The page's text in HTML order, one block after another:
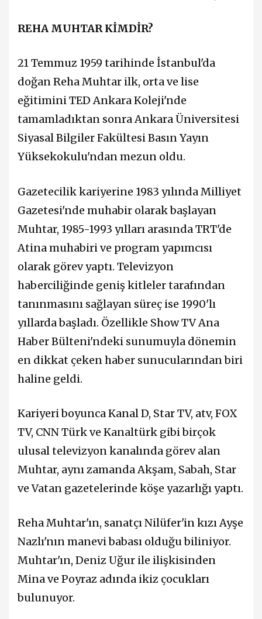
REHA MUHTAR KİMDİR?
21 Temmuz 1959 tarihinde İstanbul'da
doğan Reha Muhtar ilk, orta ve lise
eğitimini TED Ankara Koleji'nde
tamamladıktan sonra Ankara Üniversitesi
Siyasal Bilgiler Fakültesi Basın Yayın
Yüksekokulu'ndan mezun oldu.
Gazetecilik kariyerine 1983 yılında Milliyet
Gazetesi'nde muhabir olarak başlayan
Muhtar, 1985-1993 yılları arasında TRT'de
Atina muhabiri ve program yapımcısı
olarak görev yaptı. Televizyon
haberciliğinde geniş kitleler tarafından
tanınmasını sağlayan süreç ise 1990'lı
yıllarda başladı. Özellikle Show TV Ana
Haber Bülteni'ndeki sunumuyla dönemin
en dikkat çeken haber sunucularından biri
haline geldi.
Kariyeri boyunca Kanal D, Star TV, atv, FOX
TV, CNN Türk ve Kanaltürk gibi birçok
ulusal televizyon kanalında görev alan
Muhtar, aynı zamanda Akşam, Sabah, Star
ve Vatan gazetelerinde köşe yazarlığı yaptı.
Reha Muhtar'ın, sanatçı Nilüfer'in kızı Ayşe
Nazlı'nın manevi babası olduğu biliniyor.
Muhtar'ın, Deniz Uğur ile ilişkisinden
Mina ve Poyraz adında ikiz çocukları
bulunuyor.